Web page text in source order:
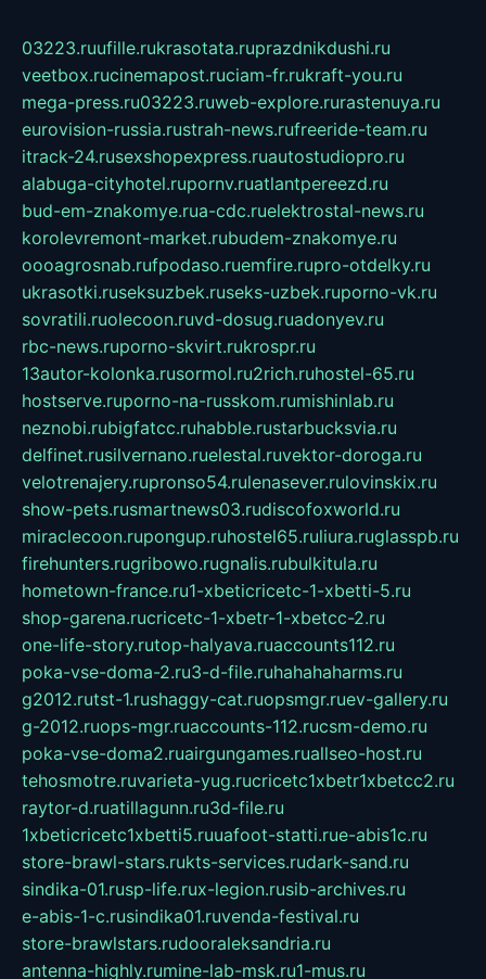
03223.ruufille.rukrasotata.ruprazdnikdushi.ru
veetbox.rucinemapost.ruciam-fr.rukraft-you.ru
mega-press.ru03223.ruweb-explore.rurastenuya.ru
eurovision-russia.rustrah-news.rufreeride-team.ru
itrack-24.rusexshopexpress.ruautostudiopro.ru
alabuga-cityhotel.rupornv.ruatlantpereezd.ru
bud-em-znakomye.rua-cdc.ruelektrostal-news.ru
korolevremont-market.rubudem-znakomye.ru
oooagrosnab.rufpodaso.ruemfire.rupro-otdelky.ru
ukrasotki.ruseksuzbek.ruseks-uzbek.ruporno-vk.ru
sovratili.ruolecoon.ruvd-dosug.ruadonyev.ru
rbc-news.ruporno-skvirt.rukrospr.ru
13autor-kolonka.rusormol.ru2rich.ruhostel-65.ru
hostserve.ruporno-na-russkom.rumishinlab.ru
neznobi.rubigfatcc.ruhabble.rustarbucksvia.ru
delfinet.rusilvernano.ruelestal.ruvektor-doroga.ru
velotrenajery.rupronso54.rulenasever.rulovinskix.ru
show-pets.rusmartnews03.rudiscofoxworld.ru
miraclecoon.rupongup.ruhostel65.ruliura.ruglasspb.ru
firehunters.rugribowo.rugnalis.rubulkitula.ru
hometown-france.ru1-xbeticricetc-1-xbetti-5.ru
shop-garena.rucricetc-1-xbetr-1-xbetcc-2.ru
one-life-story.rutop-halyava.ruaccounts112.ru
poka-vse-doma-2.ru3-d-file.ruhahahaharms.ru
g2012.rutst-1.rushaggy-cat.ruopsmgr.ruev-gallery.ru
g-2012.ruops-mgr.ruaccounts-112.rucsm-demo.ru
poka-vse-doma2.ruairgungames.ruallseo-host.ru
tehosmotre.ruvarieta-yug.rucricetc1xbetr1xbetcc2.ru
raytor-d.ruatillagunn.ru3d-file.ru
1xbeticricetc1xbetti5.ruuafoot-statti.rue-abis1c.ru
store-brawl-stars.rukts-services.rudark-sand.ru
sindika-01.rusp-life.rux-legion.rusib-archives.ru
e-abis-1-c.rusindika01.ruvenda-festival.ru
store-brawlstars.rudooraleksandria.ru
antenna-highly.rumine-lab-msk.ru1-mus.ru